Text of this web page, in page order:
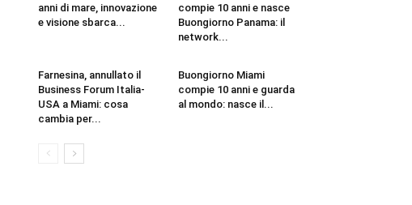
anni di mare, innovazione
e visione sbarca...
compie 10 anni e nasce
Buongiorno Panama: il
network...
Farnesina, annullato il
Business Forum Italia-
USA a Miami: cosa
cambia per...
Buongiorno Miami
compie 10 anni e guarda
al mondo: nasce il...